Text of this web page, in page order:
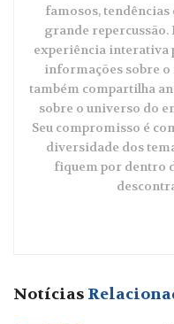
famosos,
grande
experiência interativa
informações sobre o
também compartilha
sobre o universo do
Seu compromisso é
diversidade dos
fiquem por dentro
Notícias